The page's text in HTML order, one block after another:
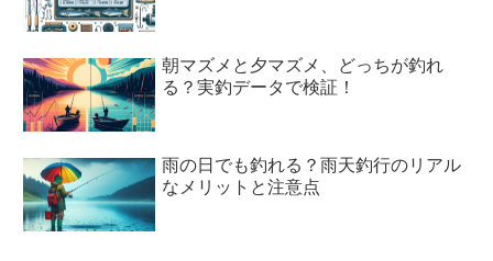
朝マズメと夕マズメ、どっちが釣れ
る？実釣データで検証！
雨の日でも釣れる？雨天釣行のリアル
なメリットと注意点